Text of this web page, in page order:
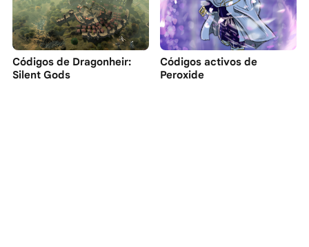
Códigos de Dragonheir:
Silent Gods
Códigos activos de
Peroxide